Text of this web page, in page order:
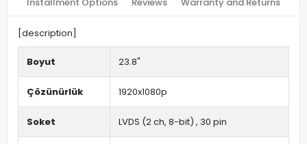
[description]
Boyut 23.8"
Çözünürlük 1920x1080p
Soket LVDS (2 ch, 8-bit) , 30 pin